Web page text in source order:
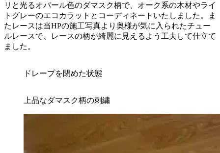
リと光るオパール色のダマスク柄で、オーク系の木材やライ
トグレーのエコカラットとコーディネートいたしました。ま
たレースは当HPの施工写真より奥様が気に入られたチュー
ルレースで、レースの柄が綺麗に見えるよう工夫して仕立て
ました。
ドレープを閉めた状態
上品なダマスク柄の刺繍